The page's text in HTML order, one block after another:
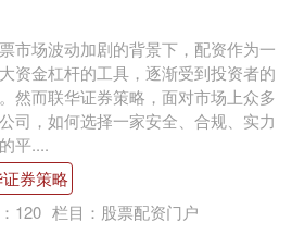
市场波动加剧的背景下，配资作为一
资金杠杆的工具，逐渐受到投资者的
然而联华证券策略，面对市场上众多
司，如何选择一家安全、合规、实力
平....
券策略
120 栏目： 股票配资门户